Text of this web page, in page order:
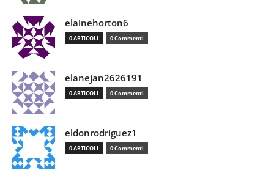
elainehorton6
0 ARTICOLI 0 Commenti
elanejan2626191
0 ARTICOLI 0 Commenti
eldonrodriguez1
0 ARTICOLI 0 Commenti